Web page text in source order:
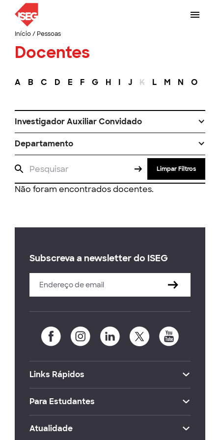
Início/ Pessoas
Docentes
A B C D E F G H I J K L M N O
Investigador Auxiliar Convidado
Departamento
Limpar Filtros
Não foram encontrados docentes.
Subscreva a newsletter do ISEG
Links Rápidos
Para Estudantes
Atualidade